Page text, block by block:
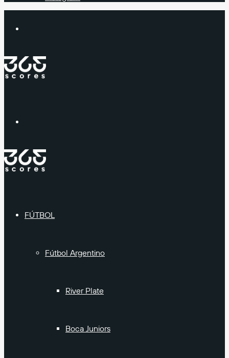
FÚTBOL
Fútbol Argentino
River Plate
Boca Juniors